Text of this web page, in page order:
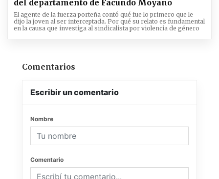
del departamento de Facundo Moyano
El agente de la fuerza porteña contó qué fue lo primero que le
dijo la joven al ser interceptada. Por qué su relato es fundamental
en la causa que investiga al sindicalista por violencia de género
Comentarios
Escribir un comentario
Nombre
Comentario